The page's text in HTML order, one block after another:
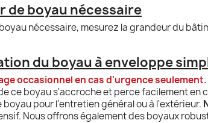
de boyau nécessaire
nécessaire, mesurez la grandeur du
du boyau à enveloppe
occasionnel en cas d'urgence seulement.
ce boyau s'accroche et perce facilement
boyau pour l'entretien général ou à l'extérieur.
Nous offrons également des boyaux